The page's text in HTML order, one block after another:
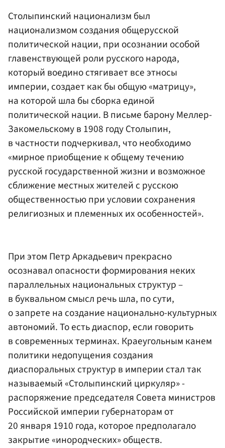
Столыпинский национализм был
национализмом создания общерусской
политической нации, при осознании особой
главенствующей роли русского народа,
который воедино стягивает все этносы
империи, создает как бы общую «матрицу»,
на которой шла бы сборка единой
политической нации. В письме барону Меллер-
Закомельскому в 1908 году Столыпин,
в частности подчеркивал, что необходимо
«мирное приобщение к общему течению
русской государственной жизни и возможное
сближение местных жителей с русскою
общественностью при условии сохранения
религиозных и племенных их особенностей».
При этом Петр Аркадьевич прекрасно
осознавал опасности формирования неких
параллельных национальных структур –
в буквальном смысл речь шла, по сути,
о запрете на создание национально-культурных
автономий. То есть диаспор, если говорить
в современных терминах. Краеугольным канем
политики недопущения создания
диаспоральных структур в империи стал так
называемый «Столыпинский циркуляр» -
распоряжение председателя Совета министров
Российской империи губернаторам от
20 января 1910 года, которое предполагало
закрытие «инородческих» обществ.